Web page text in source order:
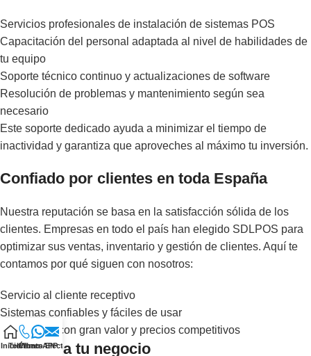
Servicios profesionales de instalación de sistemas POS
Capacitación del personal adaptada al nivel de habilidades de
tu equipo
Soporte técnico continuo y actualizaciones de software
Resolución de problemas y mantenimiento según sea
necesario
Este soporte dedicado ayuda a minimizar el tiempo de
inactividad y garantiza que aproveches al máximo tu inversión.
Confiado por clientes en toda España
Nuestra reputación se basa en la satisfacción sólida de los
clientes. Empresas en todo el país han elegido SDLPOS para
optimizar sus ventas, inventario y gestión de clientes. Aquí te
contamos por qué siguen con nosotros:
Servicio al cliente receptivo
Sistemas confiables y fáciles de usar
Soluciones con gran valor y precios competitivos
Listo para tu negocio
Inicio
Teléfono
WhatsAPP
Correo Electrónico